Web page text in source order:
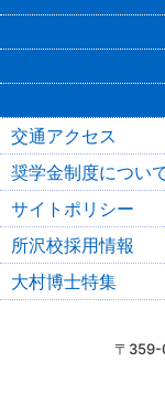
〒359-
交通アクセス
奨学金制度につい
サイトポリシー
所沢校採用情報
大村博士特集